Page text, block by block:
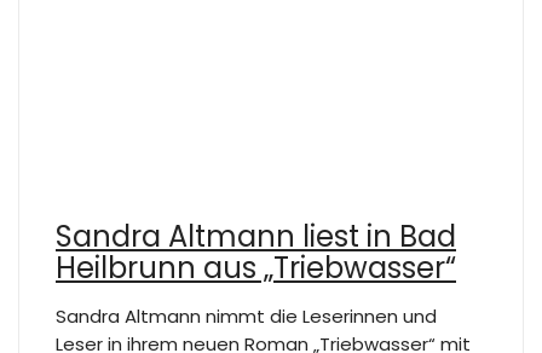
Sandra Altmann liest in Bad
Heilbrunn aus „Triebwasser“
Sandra Altmann nimmt die Leserinnen und
Leser in ihrem neuen Roman „Triebwasser“ mit